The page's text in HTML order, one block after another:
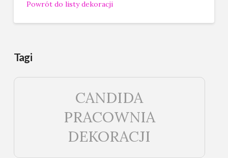
Powrót do listy dekoracji
Tagi
CANDIDA
PRACOWNIA
DEKORACJI